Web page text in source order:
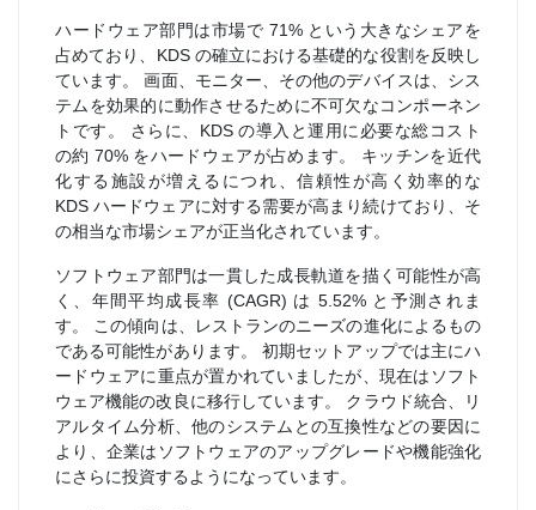
ハードウェア部門は市場で 71% という大きなシェアを
占めており、KDS の確立における基礎的な役割を反映し
ています。 画面、モニター、その他のデバイスは、シス
テムを効果的に動作させるために不可欠なコンポーネン
トです。 さらに、KDS の導入と運用に必要な総コスト
の約 70% をハードウェアが占めます。 キッチンを近代
化する施設が増えるにつれ、信頼性が高く効率的な
KDS ハードウェアに対する需要が高まり続けており、そ
の相当な市場シェアが正当化されています。
ソフトウェア部門は一貫した成長軌道を描く可能性が高
く、年間平均成長率 (CAGR) は 5.52% と予測されま
す。 この傾向は、レストランのニーズの進化によるもの
である可能性があります。 初期セットアップでは主にハ
ードウェアに重点が置かれていましたが、現在はソフト
ウェア機能の改良に移行しています。 クラウド統合、リ
アルタイム分析、他のシステムとの互換性などの要因に
より、企業はソフトウェアのアップグレードや機能強化
にさらに投資するようになっています。